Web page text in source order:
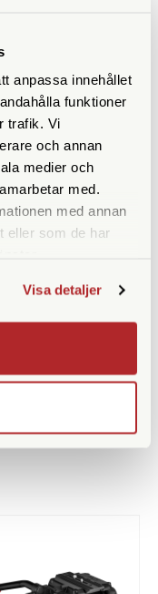
anpassa innehållet
funktioner
trafik. Vi
och annan
medier och
med.
med annan
eller som de har
Visa detaljer